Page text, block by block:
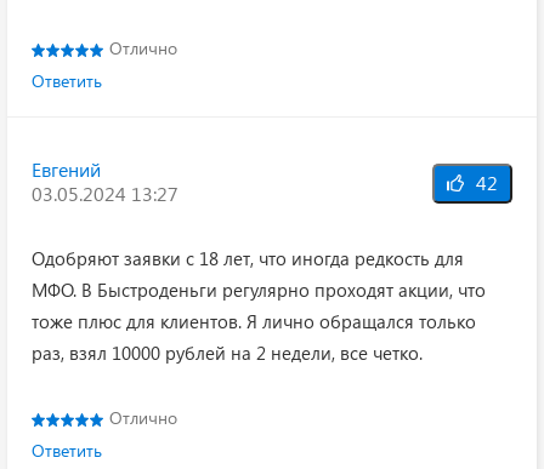
Отлично
Ответить
Евгений
03.05.2024 13:27
42
Одобряют заявки с 18 лет, что иногда редкость для
МФО. В Быстроденьги регулярно проходят акции, что
тоже плюс для клиентов. Я лично обращался только
раз, взял 10000 рублей на 2 недели, все четко.
Отлично
Ответить